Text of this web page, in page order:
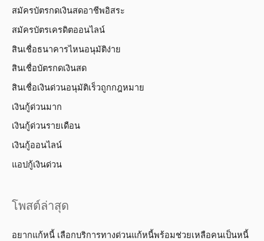
สมัครบัตรกดเงินสดอาชีพอิสระ
สมัครบัตรเครดิตออนไลน์
สินเชื่อธนาคารไหนอนุมัติง่าย
สินเชื่อบัตรกดเงินสด
สินเชื่อเงินด่วนอนุมัติเร็วถูกกฎหมาย
เงินกู้ด่วนมาก
เงินกู้ด่วนรายเดือน
เงินกู้ออนไลน์
แอปกู้เงินด่วน
โพสต์ล่าสุด
อยากแก้หนี้ เลือกบริการทางด่วนแก้หนี้พร้อมช่วยเหลือคนเป็นหนี้